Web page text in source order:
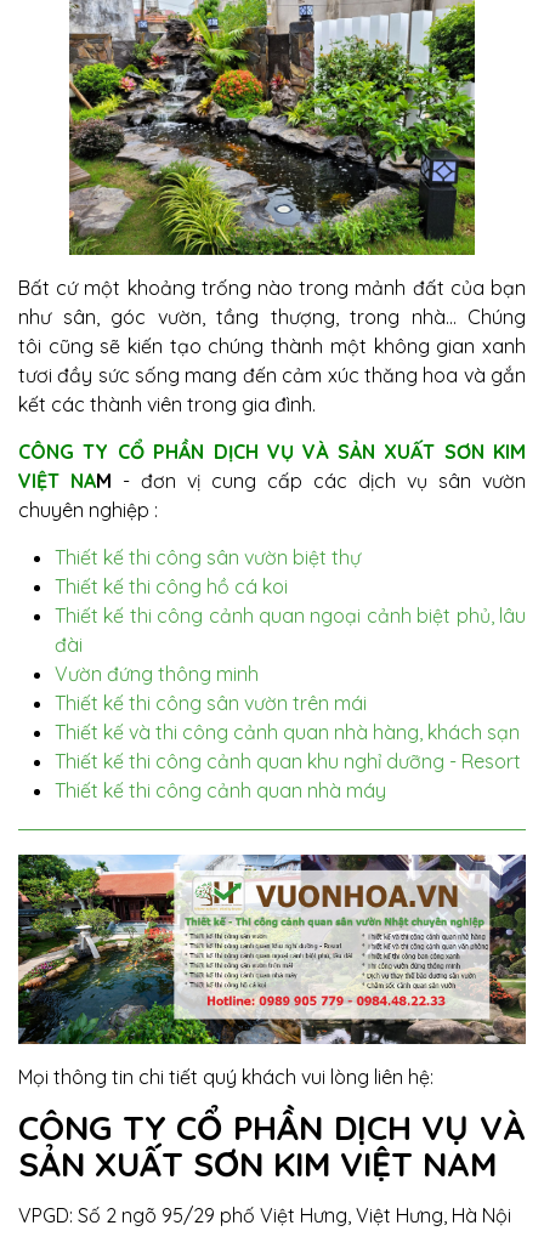
Bất cứ một khoảng trống nào trong mảnh đất của bạn
như sân, góc vườn, tầng thượng, trong nhà... Chúng
tôi cũng sẽ kiến tạo chúng thành một không gian xanh
tươi đầy sức sống mang đến cảm xúc thăng hoa và gắn
kết các thành viên trong gia đình.
CÔNG TY CỔ PHẦN DỊCH VỤ VÀ SẢN XUẤT SƠN KIM
VIỆT NAM - đơn vị cung cấp các dịch vụ sân vườn
chuyên nghiệp :
Thiết kế thi công sân vườn biệt thự
Thiết kế thi công hồ cá koi
Thiết kế thi công cảnh quan ngoại cảnh biệt phủ, lâu
đài
Vườn đứng thông minh
Thiết kế thi công sân vườn trên mái
Thiết kế và thi công cảnh quan nhà hàng, khách sạn
Thiết kế thi công cảnh quan khu nghỉ dưỡng - Resort
Thiết kế thi công cảnh quan nhà máy
Mọi thông tin chi tiết quý khách vui lòng liên hệ:
CÔNG TY CỔ PHẦN DỊCH VỤ VÀ
SẢN XUẤT SƠN KIM VIỆT NAM
VPGD: Số 2 ngõ 95/29 phố Việt Hưng, Việt Hưng, Hà Nội